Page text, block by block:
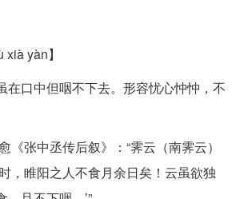
yàn】
在口中但咽不下去。形容忧心忡忡，不
《张中丞传后叙》：“霁云（南霁云）
，睢阳之人不食月余日矣！云虽欲独